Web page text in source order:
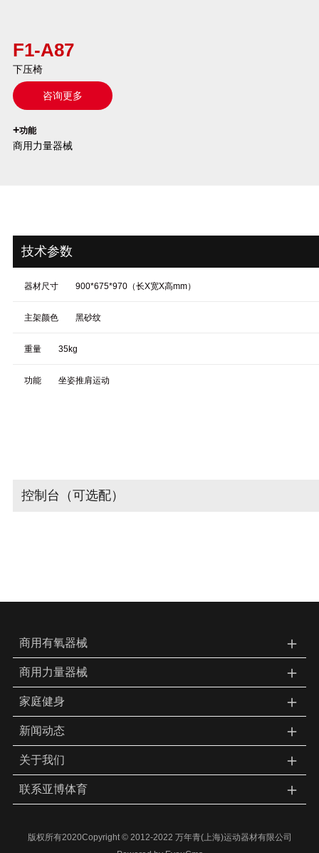
F1-A87
下压椅
咨询更多
`
+功能
商用力量器械
技术参数
器材尺寸 900*675*970（长X宽X高mm）
主架颜色 黑砂纹
重量 35kg
功能 坐姿推肩运动
控制台（可选配）
商用有氧器械 ＋
商用力量器械 ＋
家庭健身 ＋
新闻动态 ＋
关于我们 ＋
联系亚博体育 ＋
版权所有2020Copyright © 2012-2022 万年青(上海)运动器材有限公司